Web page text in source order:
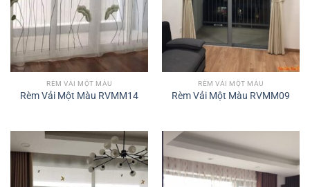
RÈM VẢI MỘT MÀU
Rèm Vải Một Màu RVMM14
RÈM VẢI MỘT MÀU
Rèm Vải Một Màu RVMM09